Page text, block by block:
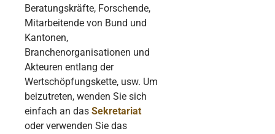
Beratungskräfte, Forschende,
Mitarbeitende von Bund und
Kantonen,
Branchenorganisationen und
Akteuren entlang der
Wertschöpfungskette, usw. Um
beizutreten, wenden Sie sich
einfach an das Sekretariat
oder verwenden Sie das